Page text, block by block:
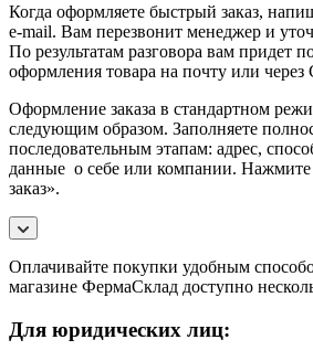
Когда оформляете быстрый заказ,
e-mail. Вам перезвонит менеджер и
По результатам разговора вам придет
оформления товара на почту или
Оформление заказа в стандартном
следующим образом. Заполняете
последовательным этапам: адрес,
данные о себе или компании.
заказ».
Оплачивайте покупки удобным
магазине ФермаСклад доступно
Для юридических лиц: